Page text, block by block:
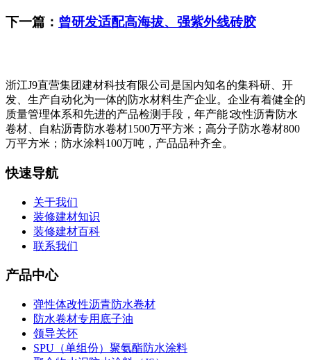
下一篇： 曾研发适配高海拔、强紫外线砖胶
浙江J9直营集团建材科技有限公司是国内知名的集科研、开
发、生产自动化为一体的防水材料生产企业。企业有着健全的
质量管理体系和先进的产品检测手段，年产能∶改性沥青防水
卷材、自粘沥青防水卷材1500万平方米；高分子防水卷材800
万平方米；防水涂料100万吨，产品品种齐全。
快速导航
关于我们
装修建材知识
装修建材百科
联系我们
产品中心
弹性体改性沥青防水卷材
防水卷材专用底子油
领导关怀
SPU（单组份）聚氨酯防水涂料